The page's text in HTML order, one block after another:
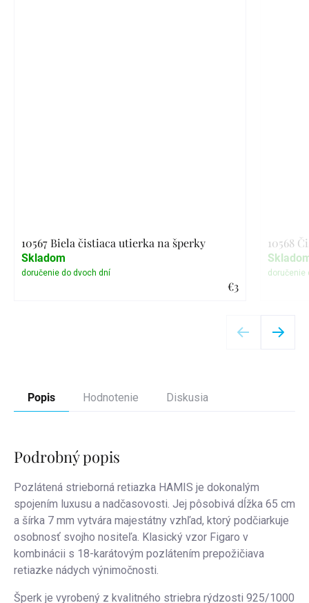
10567 Biela čistiaca utierka na šperky
€3
Skladom
10568
Popis Hodnotenie Diskusia
Podrobný popis
Pozlátená strieborná retiazka HAMIS je dokonalým
spojením luxusu a nadčasovosti. Jej pôsobivá dĺžka 65 cm
a šírka 7 mm vytvára majestátny vzhľad, ktorý podčiarkuje
osobnosť svojho nositeľa. Klasický vzor Figaro v
kombinácii s 18-karátovým pozlátením prepožičiava
retiazke nádych výnimočnosti.
Šperk je vyrobený z kvalitného striebra rýdzosti 925/1000